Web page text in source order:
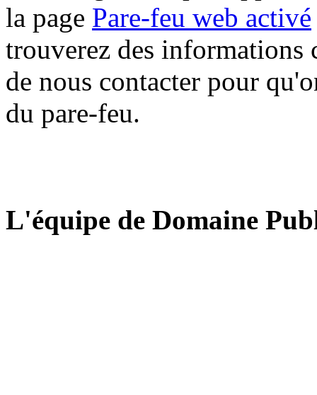
la page Pare-feu web activé
trouverez des informations
de nous contacter pour
du pare-feu.
L'équipe de Domaine